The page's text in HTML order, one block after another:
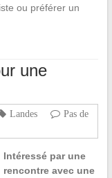
ou préférer un
une
Landes
Pas de
Intéressé par une
rencontre avec une